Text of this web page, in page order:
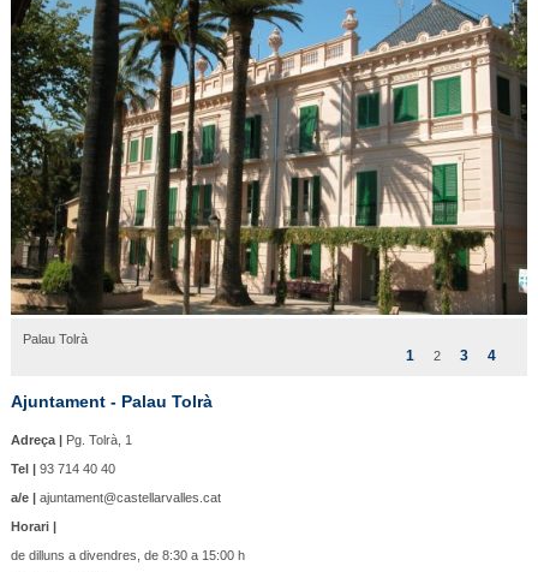
Palau Tolrà
1 2 3 4
Ajuntament - Palau Tolrà
Adreça |Pg. Tolrà, 1
Tel |93 714 40 40
a/e |ajuntament@castellarvalles.cat
Horari |
de dilluns a divendres, de 8:30 a 15:00 h